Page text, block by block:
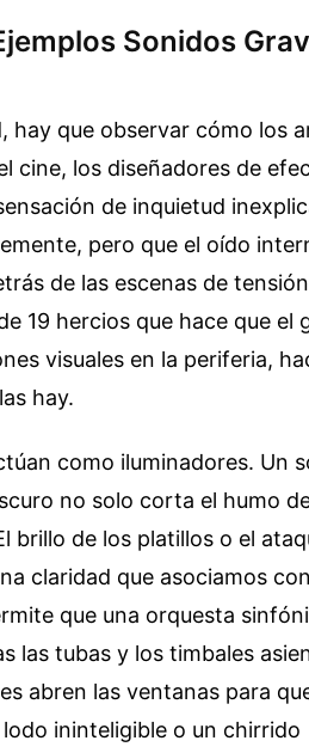
Sonidos
hay que observar cómo los
cine, los diseñadores de
de inquietud
pero que el oído
de las escenas de
19 hercios que hace que el
visuales en la periferia,
hay.
como iluminadores. Un
no solo corta el humo
brillo de los platillos o el
claridad que asociamos
que una orquesta
las tubas y los timbales
abren las ventanas para
ininteligible o un chirrido